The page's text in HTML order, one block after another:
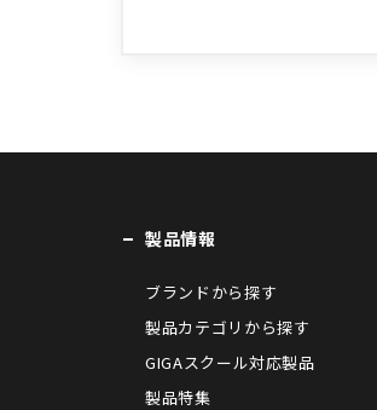
製品情報
ブランドから探す
製品カテゴリから探す
GIGAスクール対応製品
製品特集